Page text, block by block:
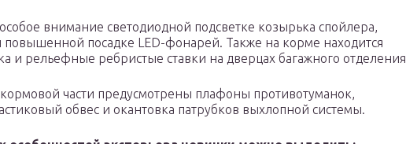
внимание светодиодной подсветке козырька спойлера,
посадке LED-фонарей. Также на корме находится
и рельефные ребристые ставки на дверцах багажного отделения
части предусмотрены плафоны противотуманок,
обвес и окантовка патрубков выхлопной системы.